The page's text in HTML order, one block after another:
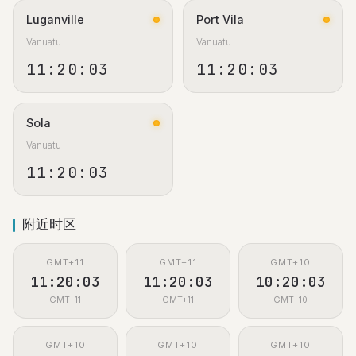
Luganville
Vanuatu
11:20:04
Port Vila
Vanuatu
11:20:04
Sola
Vanuatu
11:20:04
附近时区
GMT+11
11:20:04
GMT+11
GMT+11
11:20:04
GMT+11
GMT+10
10:20:04
GMT+10
GMT+10 GMT+10 GMT+10